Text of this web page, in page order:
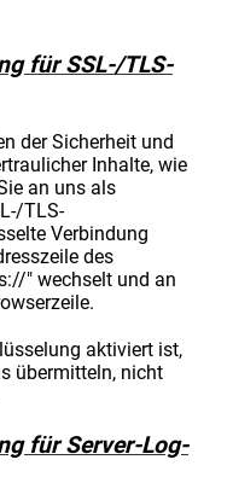
für SSL-/TLS-
der Sicherheit und
Inhalte, wie
an uns als
TLS-
Verbindung
des
" wechselt und an
aktiviert ist,
übermitteln, nicht
für Server-Log-